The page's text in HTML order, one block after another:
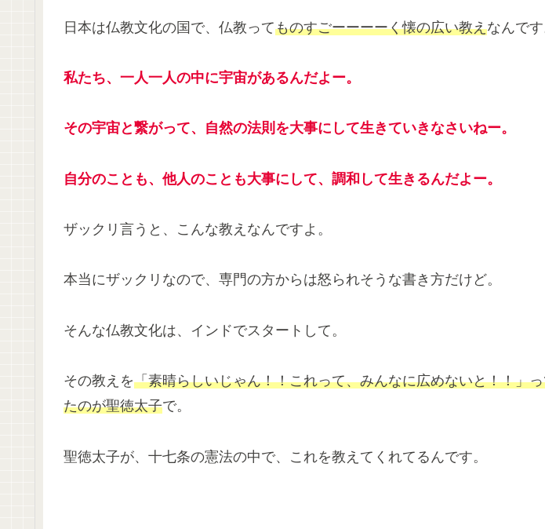
日本は仏教文化の国で、仏教ってものすごーーーーく懐の広い教えなんです
私たち、一人一人の中に宇宙があるんだよー。
その宇宙と繋がって、自然の法則を大事にして生きていきなさいねー。
自分のことも、他人のことも大事に して、 調和して生きるんだよー。
ザックリ言うと、こんな教えなんですよ。
本当にザックリなので、専門の方からは怒られそうな書き方だけど。
そんな仏教文化は、インドでスタートして。
その教えを「素晴らしいじゃん！！これって、みんなに広めないと！！」
たのが聖徳太子で。
聖徳太子が、十七条の憲法の中で、これを教えてくれてるんです。